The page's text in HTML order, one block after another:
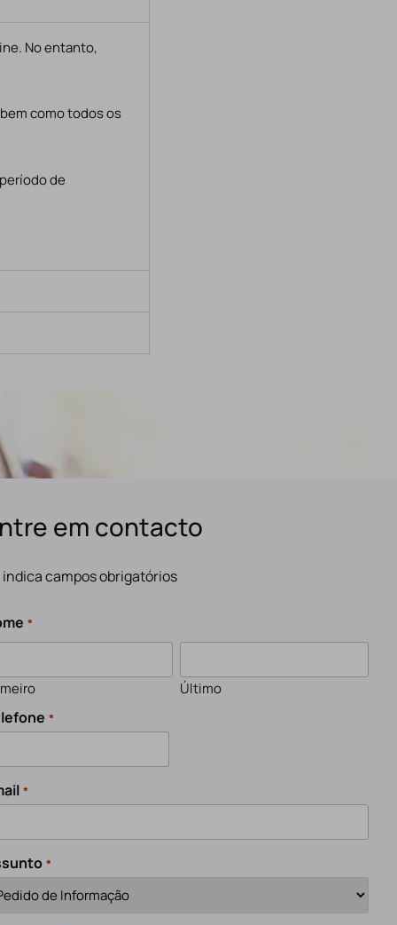
No entanto,
como todos os
de
em contacto
indica campos obrigatórios
*
Último
*
*
*